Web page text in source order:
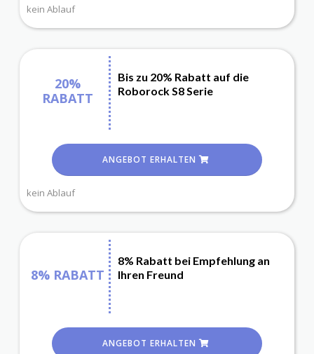
kein Ablauf
20%
RABATT
Bis zu 20% Rabatt auf die
Roborock S8 Serie
ANGEBOT ERHALTEN
kein Ablauf
8% RABATT
8% Rabatt bei Empfehlung an
Ihren Freund
ANGEBOT ERHALTEN